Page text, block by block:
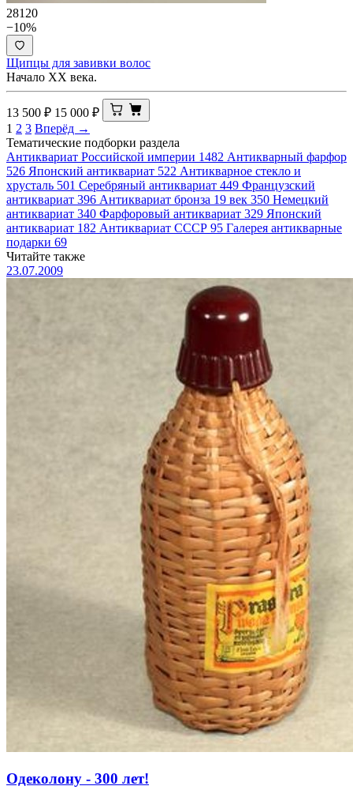
28120
−10%
Щипцы для завивки волос
Начало ХХ века.
13 500 ₽ 15 000 ₽
1 2 3 Вперёд →
Тематические подборки раздела
Антиквариат Российской империи 1482 Антикварный фарфор
526 Японский антиквариат 522 Антикварное стекло и
хрусталь 501 Серебряный антиквариат 449 Французский
антиквариат 396 Антиквариат бронза 19 век 350 Немецкий
антиквариат 340 Фарфоровый антиквариат 329 Японский
антиквариат 182 Антиквариат СССР 95 Галерея антикварные
подарки 69
Читайте также
23.07.2009
Одеколону - 300 лет!